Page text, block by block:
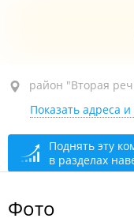
район "Вторая
Администрация
сегодня закрыто
район "Вторая
Показать адреса
Поднять эту
в разделах
Фото